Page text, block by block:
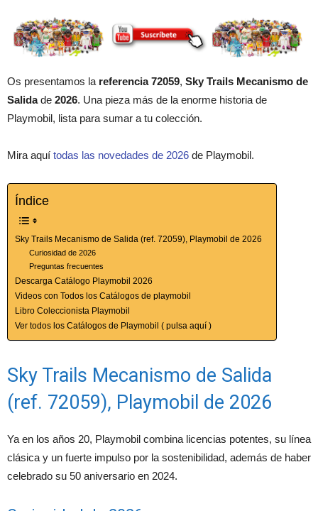
Os presentamos la referencia 72059, Sky Trails Mecanismo de
Salidade 2026. Una pieza más de la enorme historia de
Playmobil, lista para sumar a tu colección.
Mira aquí todas las novedades de 2026 de Playmobil.
Índice
Sky Trails Mecanismo de Salida (ref. 72059), Playmobil de 2026
Curiosidad de 2026
Preguntas frecuentes
Descarga Catálogo Playmobil 2026
Videos con Todos los Catálogos de playmobil
Libro Coleccionista Playmobil
Ver todos los Catálogos de Playmobil ( pulsa aquí )
Sky Trails Mecanismo de Salida
(ref. 72059), Playmobil de 2026
Ya en los años 20, Playmobil combina licencias potentes, su línea
clásica y un fuerte impulso por la sostenibilidad, además de haber
celebrado su 50 aniversario en 2024.